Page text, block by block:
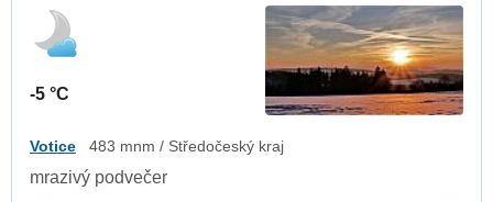
-5 °C
Votice 483 mnm / Středočeský kraj
mrazivý podvečer